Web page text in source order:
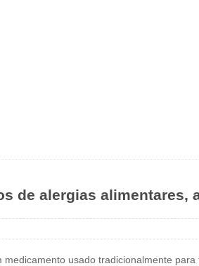
de alergias alimentares,
medicamento usado tradicionalmente